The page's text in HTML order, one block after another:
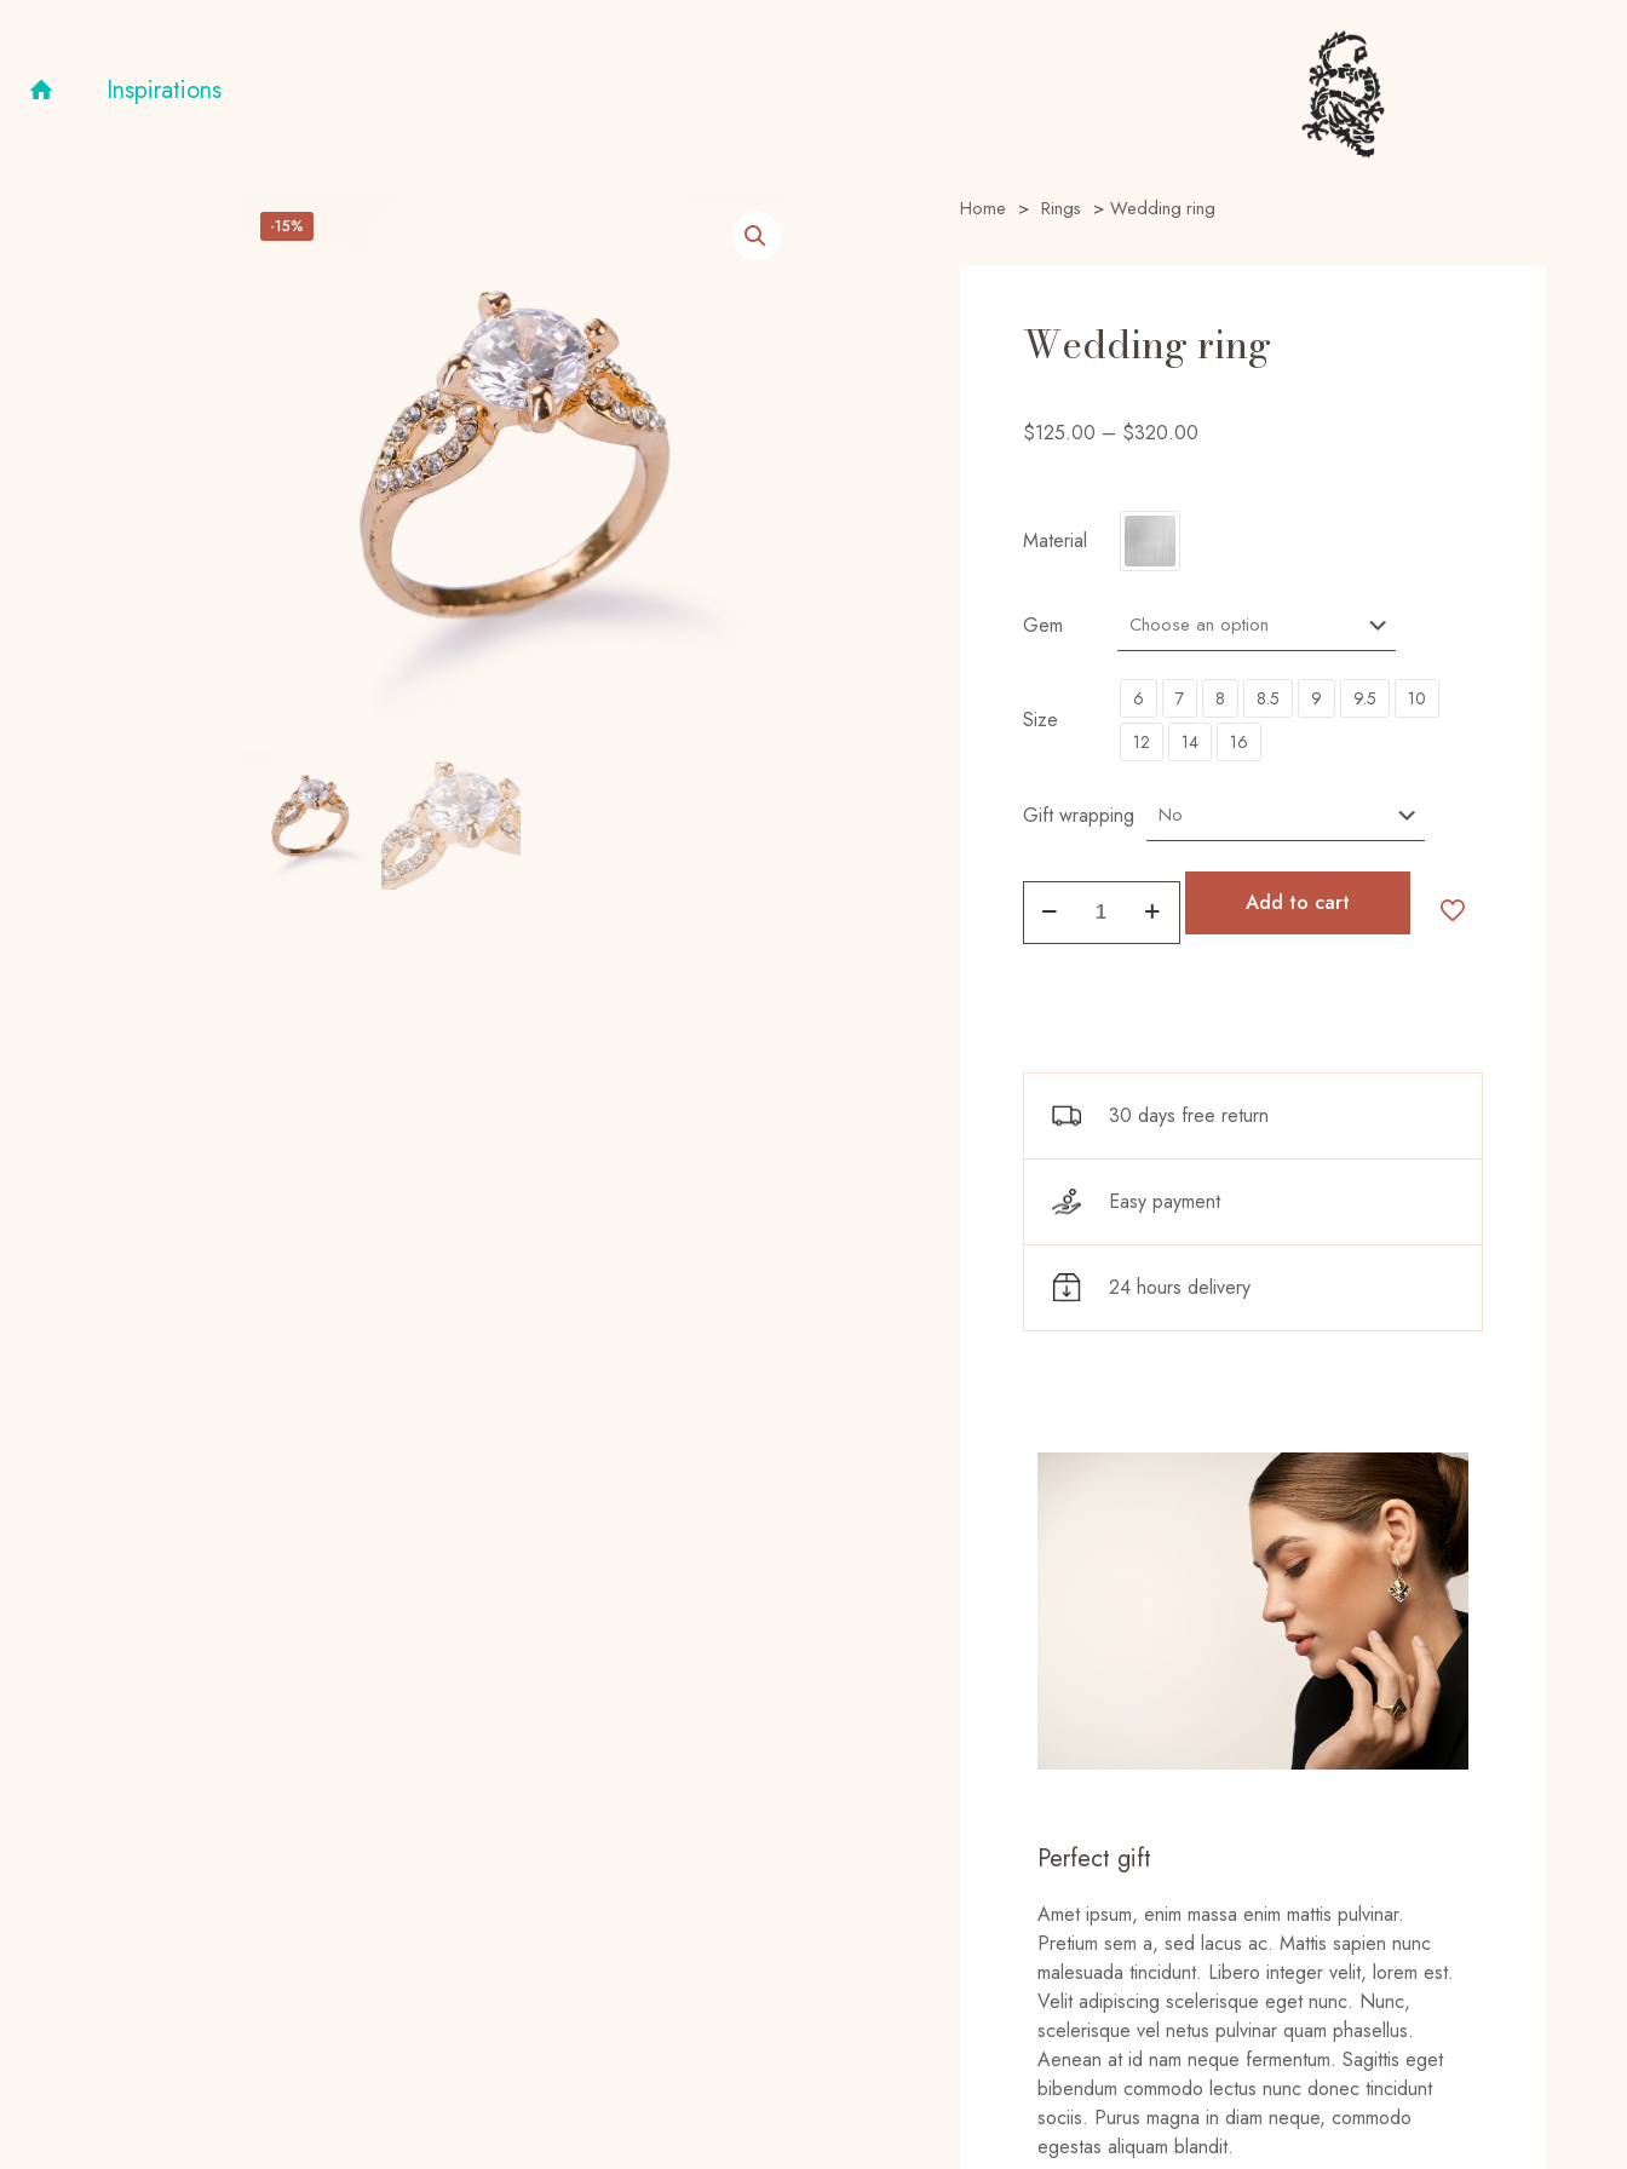
Inspirations
-15%
Home > Rings > Wedding ring
Wedding ring
$125.00 – $320.00
Material
Gem
Size
6 7 8 8.5 9 9.5
10
12
14 16
Gift wrapping
quantity
Add to cart
30 days free return
Easy payment
24 hours delivery
Perfect gift
Amet ipsum, enim massa enim mattis pulvinar.
Pretium sem a, sed lacus ac. Mattis sapien nunc
malesuada tincidunt. Libero integer velit, lorem est.
Velit adipiscing scelerisque eget nunc. Nunc,
scelerisque vel netus pulvinar quam phasellus.
Aenean at id nam neque fermentum. Sagittis eget
bibendum commodo lectus nunc donec tincidunt
sociis. Purus magna in diam neque, commodo
egestas aliquam blandit.